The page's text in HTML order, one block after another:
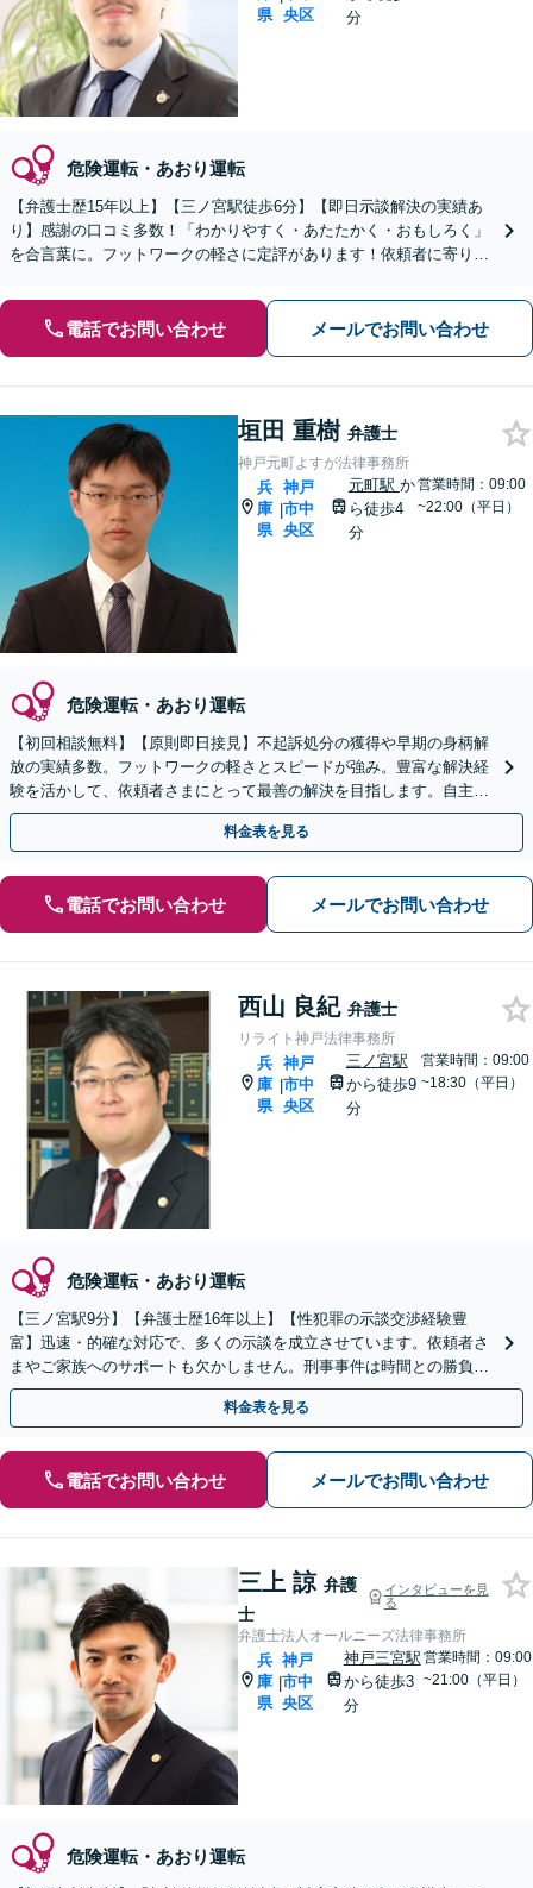
県 央区
分
危険運転・あおり運転
【弁護士歴15年以上】【三ノ宮駅徒歩6分】【即日示談解決の実績あ
り】感謝の口コミ多数！「わかりやすく・あたたかく・おもしろく」
を合言葉に。フットワークの軽さに定評があります！依頼者に寄り添
電話でお問い合わせ メールでお問い合わせ
垣田 重樹 弁護士
神戸元町よすが法律事務所
兵
庫
県
|
神戸
市中
央区
元町駅 か
ら徒歩4
分
営業時間：09:00
~22:00（平日）
危険運転・あおり運転
【初回相談無料】【原則即日接見】不起訴処分の獲得や早期の身柄解
放の実績多数。フットワークの軽さとスピードが強み。豊富な解決経
験を活かして、依頼者さまにとって最善の解決を目指します。自主同
行サポートにも対応【元町駅4分】【夜間・休日相談可】
料金表を見る
電話でお問い合わせ メールでお問い合わせ
西山 良紀 弁護士
リライト神戸法律事務所
兵
庫
県
|
神戸
市中
央区
三ノ宮駅
から徒歩9
分
営業時間：09:00
~18:30（平日）
危険運転・あおり運転
【三ノ宮駅9分】【弁護士歴16年以上】【性犯罪の示談交渉経験豊
富】迅速・的確な対応で、多くの示談を成立させています。依頼者さ
まやご家族へのサポートも欠かしません。刑事事件は時間との勝負で
す。お早めにご相談ください。【初回相談無料】
料金表を見る
電話でお問い合わせ メールでお問い合わせ
三上 諒 弁護
士
インタビューを見
る
弁護士法人オールニーズ法律事務所
兵
庫
県
|
神戸
市中
央区
神戸三宮駅
から徒歩3
分
営業時間：09:00
~21:00（平日）
危険運転・あおり運転